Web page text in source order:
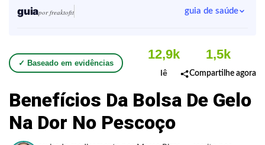
guiapor freaktofit guia de saúde
✓ Baseado em evidências
12,9k
lê
1,5k
Compartilhe agora
Benefícios Da Bolsa De Gelo
Na Dor No Pescoço